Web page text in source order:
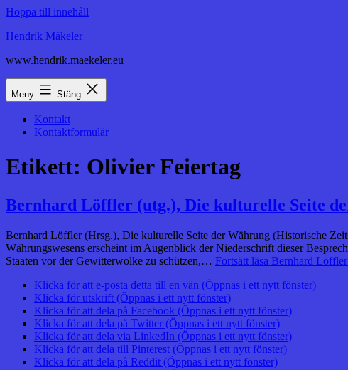
Hoppa till innehåll
Hendrik Mäkeler
www.hendrik.maekeler.eu
Meny Stäng
Kontakt
Kontaktformulär
Etikett: Olivier Feiertag
Bernhard Löffler (utg.), Die kulturelle Seite
Bernhard Löffler (Hrsg.), Die kulturelle Seite der Währung (Historische
Währungswesens erscheint im Augenblick der Niederschrift dieser
Staaten vor der Gewitterwolke zu schützen,… Fortsätt läsa Bernhard
Klicka för att e-posta detta till en vän (Öppnas i ett nytt fönster)
Klicka för utskrift (Öppnas i ett nytt fönster)
Klicka för att dela på Facebook (Öppnas i ett nytt fönster)
Klicka för att dela på Twitter (Öppnas i ett nytt fönster)
Klicka för att dela via LinkedIn (Öppnas i ett nytt fönster)
Klicka för att dela till Pinterest (Öppnas i ett nytt fönster)
Klicka för att dela på Reddit (Öppnas i ett nytt fönster)